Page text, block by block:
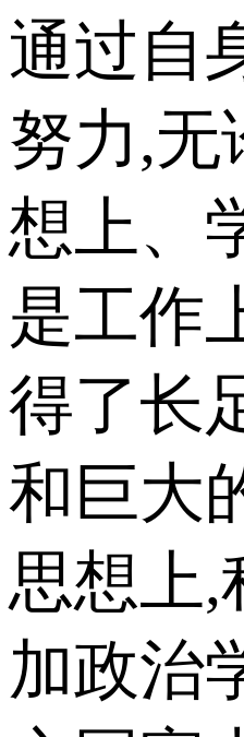
通过自
努力,无
想上、
是工作
得了长
和巨大
思想上,
加政治